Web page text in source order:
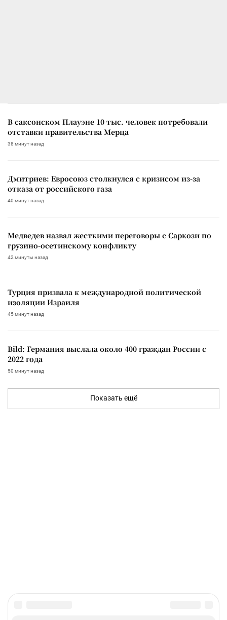
В саксонском Плауэне 10 тыс. человек потребовали
отставки правительства Мерца
38 минут назад
Дмитриев: Евросоюз столкнулся с кризисом из-за
отказа от российского газа
40 минут назад
Медведев назвал жесткими переговоры с Саркози по
грузино-осетинскому конфликту
42 минуты назад
Турция призвала к международной политической
изоляции Израиля
45 минут назад
Bild: Германия выслала около 400 граждан России с
2022 года
50 минут назад
Показать ещё